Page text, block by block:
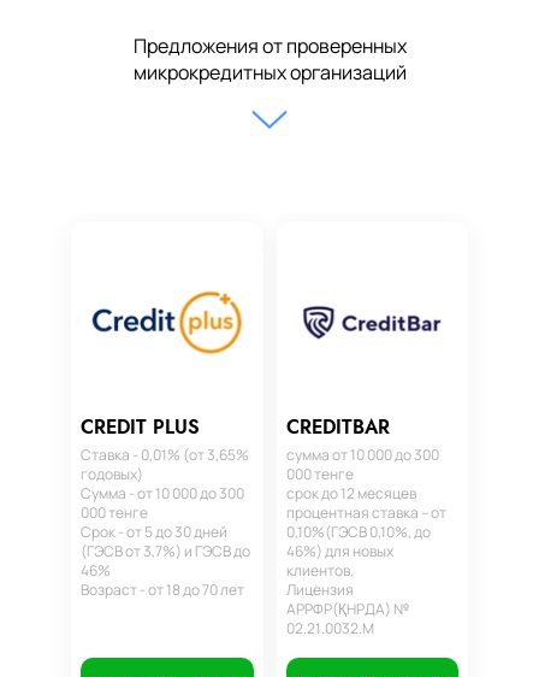
Предложения от проверенных
микрокредитных организаций
CREDIT PLUS
Ставка - 0,01% (от 3,65%
годовых)
Сумма - от 10 000 до 300
000 тенге
Срок - от 5 до 30 дней
(ГЭСВ от 3,7%) и ГЭСВ до
46%
Возраст - от 18 до 70 лет
CREDITBAR
сумма от 10 000 до 300
000 тенге
срок до 12 месяцев
процентная ставка – от
0,10%(ГЭСВ 0,10%, до
46%) для новых
клиентов.
Лицензия
АРРФР(ҚНРДА) №
02.21.0032.М